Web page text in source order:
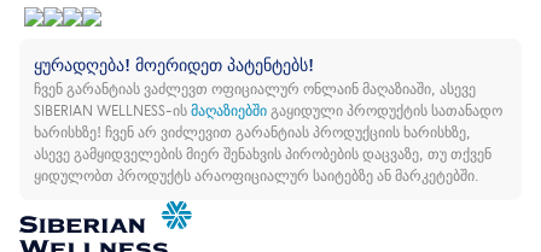
ყურადღება! მოერიდეთ პატენტებს!
ჩვენ გარანტიას ვაძლევთ ოფიციალურ ონლაინ მაღაზიაში, ასევე
SIBERIAN WELLNESS-ისმაღაზიებშიგაყიდული პროდუქტის სათანადო
ხარისხზე! ჩვენ არ ვიძლევით გარანტიას პროდუქციის ხარისხზე,
ასევე გამყიდველების მიერ შენახვის პირობების დაცვაზე, თუ თქვენ
ყიდულობთ პროდუქტს არაოფიციალურ საიტებზე ან მარკეტებში.